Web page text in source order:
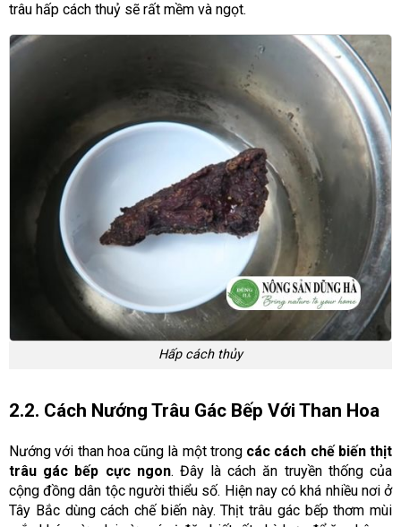
trâu hấp cách thuỷ sẽ rất mềm và ngọt.
Hấp cách thủy
2.2. Cách Nướng Trâu Gác Bếp Với Than Hoa
Nướng với than hoa cũng là một trong các cách chế biến thịt
trâu gác bếp cực ngon. Đây là cách ăn truyền thống của
cộng đồng dân tộc người thiểu số. Hiện nay có khá nhiều nơi ở
Tây Bắc dùng cách chế biến này. Thịt trâu gác bếp thơm mùi